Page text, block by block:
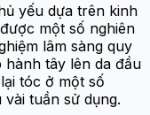
yếu dựa trên kinh
một số nghiên
lâm sàng quy
tây lên da đầu
tóc ở một số
vài tuần sử dụng.